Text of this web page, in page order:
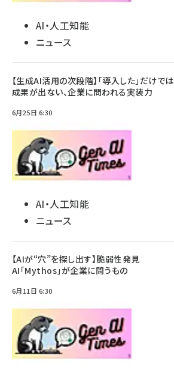
AI・人工知能
ニュース
【生成AI活用の次段階】「導入した」だけでは
成果が出ない、企業に問われる実装力
6月25日 6:30
AI・人工知能
ニュース
【AIが“穴”を探し出す】脆弱性発見
AI「Mythos」が企業に問うもの
6月11日 6:30